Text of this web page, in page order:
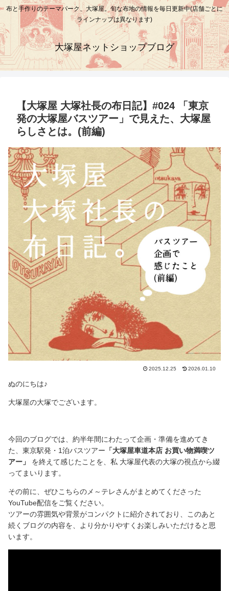
布と手作りのテーマパーク、大塚屋。旬な布地の情報を毎日更新中(店舗ごとに
ラインナップは異なります)
大塚屋ネットショップブログ
【大塚屋 大塚社長の布日記】#024 「東京
発の大塚屋バスツアー」で見えた、大塚屋
らしさとは。(前編)
2025.12.25 2026.01.10
ぬのにちは♪
大塚屋の大塚でございます。
今回のブログでは、約半年間にわたって企画・準備を進めてき
た、東京駅発・1泊バスツアー 「大塚屋車道本店 お買い物満喫ツ
アー」
を終えて感じたことを、私 大塚屋代表の大塚の視点から綴
ってまいります。
その前に、ぜひこちらのメ～テレさんがまとめてくださった
YouTube配信をご覧ください。
ツアーの雰囲気や背景がコンパクトに紹介されており、このあと
続くブログの内容を、より分かりやすくお楽しみいただけると思
います。